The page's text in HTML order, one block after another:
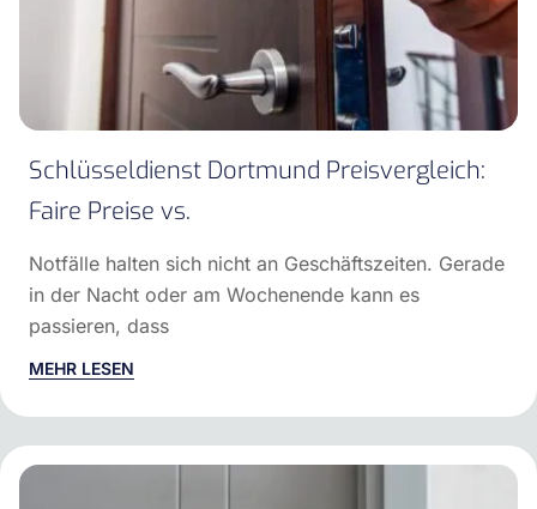
Schlüsseldienst Dortmund Preisvergleich:
Faire Preise vs.
Notfälle halten sich nicht an Geschäftszeiten. Gerade
in der Nacht oder am Wochenende kann es
passieren, dass
MEHR LESEN